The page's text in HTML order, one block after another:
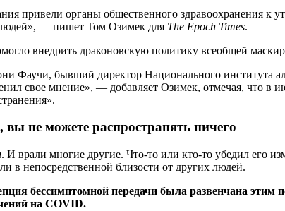
привели органы общественного здравоохранения
— пишет Том Озимек для The Epoch Times.
внедрить драконовскую политику всеобщей
Фаучи, бывший директор Национального института
свое мнение», — добавляет Озимек, отмечая, что в
не можете распространять ничего
. И врали многие другие. Что-то или кто-то убедил его
в непосредственной близости от других людей.
бессимптомной передачи была развенчана этим
на COVID.